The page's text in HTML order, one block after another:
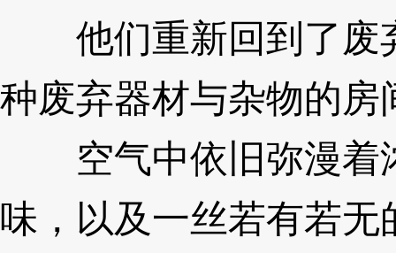
他们重新回到了废
种废弃器材与杂物的房
空气中依旧弥漫着
味，以及一丝若有若无